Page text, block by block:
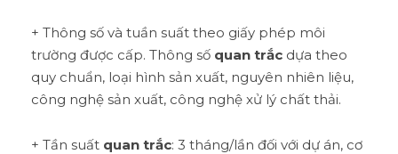
+ Thông số và tuần suất theo giấy phép môi
trường được cấp. Thông số quan trắc dựa theo
quy chuẩn, loại hình sản xuất, nguyên nhiên liệu,
công nghệ sản xuất, công nghệ xử lý chất thải.
+ Tần suất quan trắc: 3 tháng/lần đối với dự án, cơ